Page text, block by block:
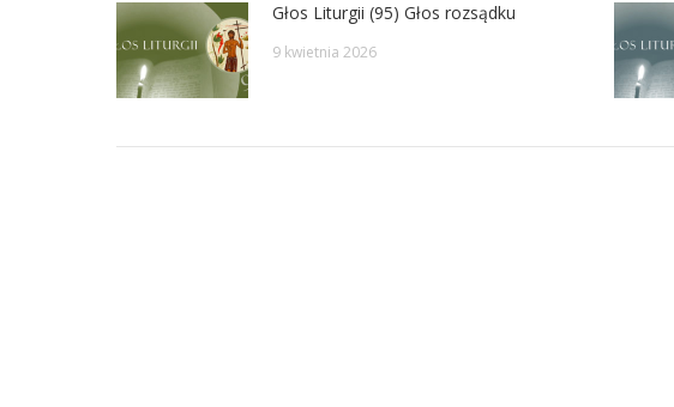
Głos Liturgii (95) Głos rozsądku
9 kwietnia 2026